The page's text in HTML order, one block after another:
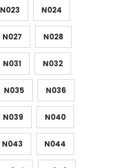
N023 N024
N027 N028
N031 N032
N035 N036
N039 N040
N043 N044